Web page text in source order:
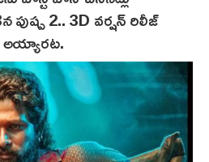
2.. 3D వర్షన్‌ రిలీజ్
అయ్యారట.